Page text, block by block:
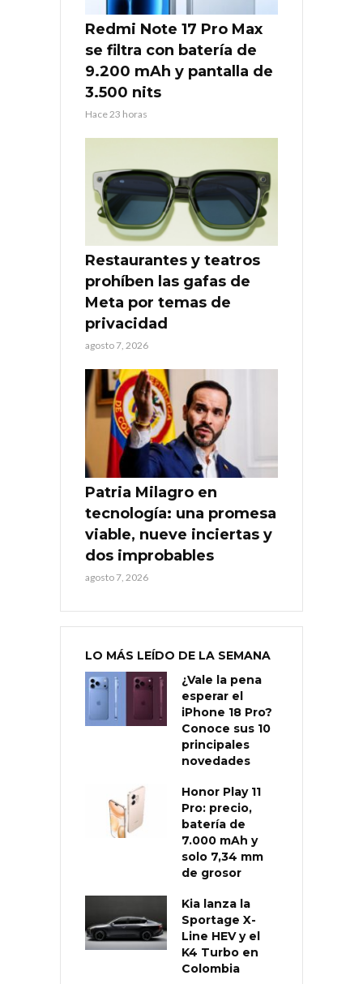
Redmi Note 17 Pro Max
se filtra con batería de
9.200 mAh y pantalla de
3.500 nits
Hace 23 horas
Restaurantes y teatros
prohíben las gafas de
Meta por temas de
privacidad
agosto 7, 2026
Patria Milagro en
tecnología: una promesa
viable, nueve inciertas y
dos improbables
agosto 7, 2026
LO MÁS LEÍDO DE LA SEMANA
¿Vale la pena
esperar el
iPhone 18 Pro?
Conoce sus 10
principales
novedades
Honor Play 11
Pro: precio,
batería de
7.000 mAh y
solo 7,34 mm
de grosor
Kia lanza la
Sportage X-
Line HEV y el
K4 Turbo en
Colombia